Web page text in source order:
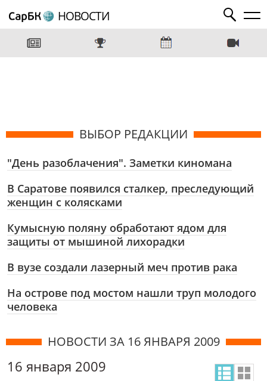
НОВОСТИ
ВЫБОР РЕДАКЦИИ
"День разоблачения". Заметки киномана
В Саратове появился сталкер, преследующий
женщин с колясками
Кумысную поляну обработают ядом для
защиты от мышиной лихорадки
В вузе создали лазерный меч против рака
На острове под мостом нашли труп молодого
человека
НОВОСТИ ЗА 16 ЯНВАРЯ 2009
16 января 2009